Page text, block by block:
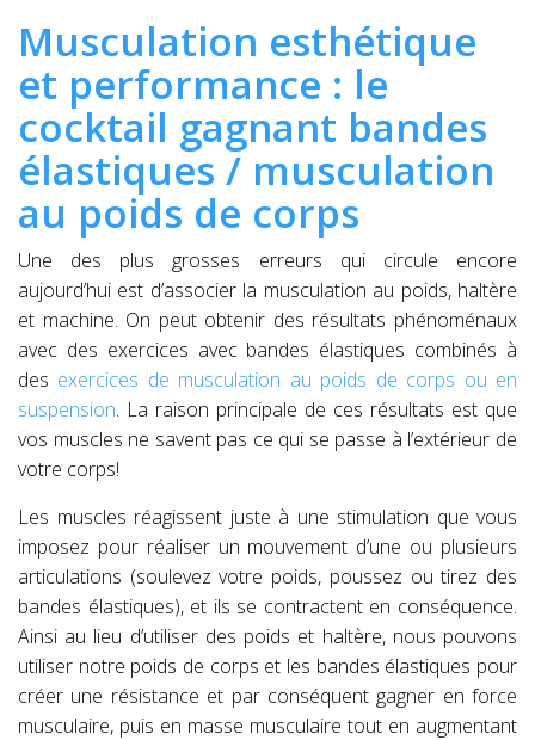
Musculation esthétique
et performance : le
cocktail gagnant bandes
élastiques / musculation
au poids de corps
Une des plus grosses erreurs qui circule encore
aujourd’hui est d’associer la musculation au poids, haltère
et machine. On peut obtenir des résultats phénoménaux
avec des exercices avec bandes élastiques combinés à
des exercices de musculation au poids de corps ou en
suspension. La raison principale de ces résultats est que
vos muscles ne savent pas ce qui se passe à l’extérieur de
votre corps!
Les muscles réagissent juste à une stimulation que vous
imposez pour réaliser un mouvement d’une ou plusieurs
articulations (soulevez votre poids, poussez ou tirez des
bandes élastiques), et ils se contractent en conséquence.
Ainsi au lieu d’utiliser des poids et haltère, nous pouvons
utiliser notre poids de corps et les bandes élastiques pour
créer une résistance et par conséquent gagner en force
musculaire, puis en masse musculaire tout en augmentant